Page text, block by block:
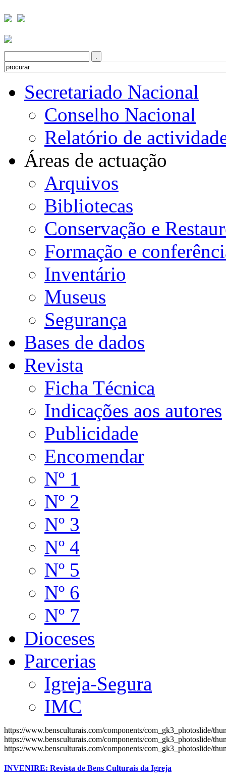
Secretariado Nacional
Conselho Nacional
Relatório de
Áreas de actuação
Arquivos
Bibliotecas
Conservação e
Formação e
Inventário
Museus
Segurança
Bases de dados
Revista
Ficha Técnica
Indicações aos autores
Publicidade
Encomendar
Nº 1
Nº 2
Nº 3
Nº 4
Nº 5
Nº 6
Nº 7
Dioceses
Parcerias
Igreja-Segura
IMC
https://www.bensculturais.com/components/com_gk3_photoslide/
https://www.bensculturais.com/components/com_gk3_photoslide/
https://www.bensculturais.com/components/com_gk3_photoslide/
INVENIRE: Revista de Bens Culturais da Igreja